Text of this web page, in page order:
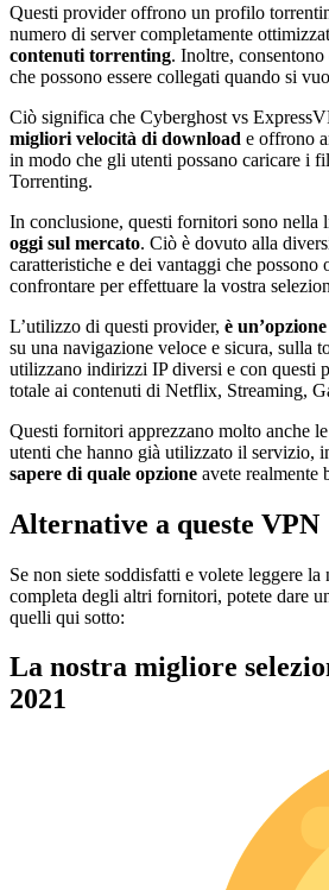
Questi provider offrono un profilo
numero di server completamente
contenuti torrenting. Inoltre,
che possono essere collegati quando si
Ciò significa che Cyberghost vs
migliori velocità di download e offrono
in modo che gli utenti possano caricare i
Torrenting.
In conclusione, questi fornitori sono nella
oggi sul mercato. Ciò è dovuto alla
caratteristiche e dei vantaggi che possono
confrontare per effettuare la vostra
L’utilizzo di questi provider, è
su una navigazione veloce e sicura, sulla
utilizzano indirizzi IP diversi e con questi
totale ai contenuti di Netflix, Streaming,
Questi fornitori apprezzano molto anche
utenti che hanno già utilizzato il servizio,
sapere di quale opzione avete realmente
Alternative a queste VPN
Se non siete soddisfatti e volete leggere la
completa degli altri fornitori, potete dare
quelli qui sotto:
La nostra migliore
2021